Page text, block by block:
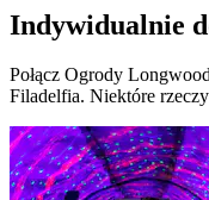
Indywidualnie
Połącz Ogrody
Filadelfia. Niektóre rzeczy